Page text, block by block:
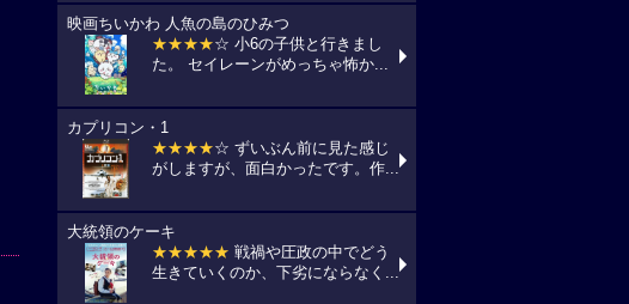
映画ちいかわ 人魚の島のひみつ
★★★★☆ 小6の子供と行きまし
た。 セイレーンがめっちゃ怖か...
カプリコン・1
★★★★☆ ずいぶん前に見た感じ
がしますが、面白かったです。作...
大統領のケーキ
★★★★★ 戦禍や圧政の中でどう
生きていくのか、下劣にならなく...